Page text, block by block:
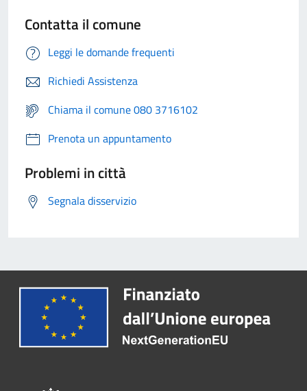
Contatta il comune
Leggi le domande frequenti
Richiedi Assistenza
Chiama il comune 080 3716102
Prenota un appuntamento
Problemi in città
Segnala disservizio